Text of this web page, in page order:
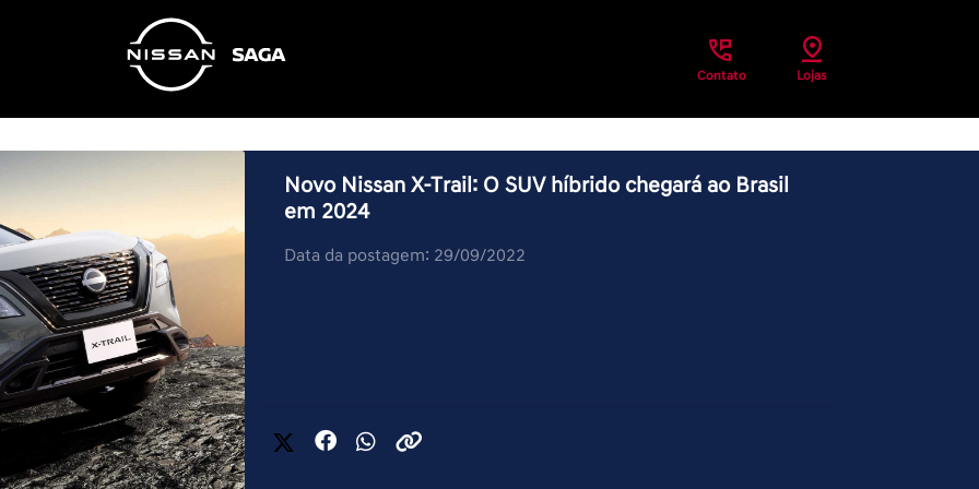
Contato Lojas
Novo Nissan X-Trail: O SUV híbrido chegará ao Brasil
em 2024
Data da postagem: 29/09/2022